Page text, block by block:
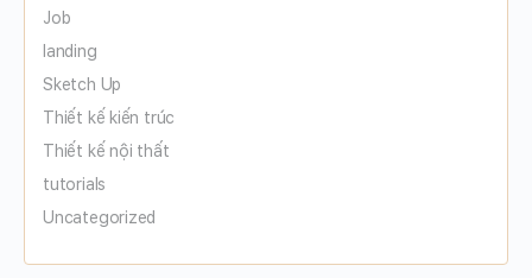
Job
landing
Sketch Up
Thiết kế kiến trúc
Thiết kế nội thất
tutorials
Uncategorized